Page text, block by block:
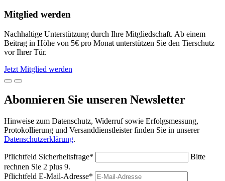
Mitglied werden
Nachhaltige Unterstützung durch Ihre Mitgliedschaft. Ab einem
Beitrag in Höhe von 5€ pro Monat unterstützen Sie den Tierschutz
vor Ihrer Tür.
Jetzt Mitglied werden
Abonnieren Sie unseren Newsletter
Hinweise zum Datenschutz, Widerruf sowie Erfolgsmessung,
Protokollierung und Versanddienstleister finden Sie in unserer
Datenschutzerklärung.
Pflichtfeld Sicherheitsfrage*
Bitte
rechnen Sie 2 plus 9.
Pflichtfeld E-Mail-Adresse*